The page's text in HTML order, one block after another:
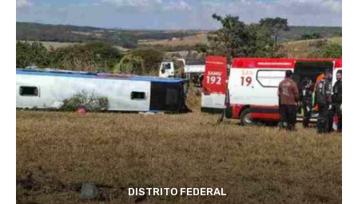
DISTRITO FEDERAL